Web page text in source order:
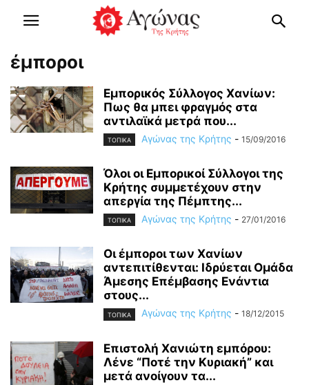
έμποροι
Εμπορικός Σύλλογος Χανίων:
Πως θα μπει φραγμός στα
αντιλαϊκά μετρά που...
ΤΟΠΙΚΑ Αγώνας της Κρήτης - 15/09/2016
Όλοι οι Εμπορικοί Σύλλογοι της
Κρήτης συμμετέχουν στην
απεργία της Πέμπτης...
ΤΟΠΙΚΑ Αγώνας της Κρήτης - 27/01/2016
Οι έμποροι των Χανίων
αντεπιτίθενται: Ιδρύεται Ομάδα
Άμεσης Επέμβασης Ενάντια
στους...
ΤΟΠΙΚΑ Αγώνας της Κρήτης - 18/12/2015
Επιστολή Χανιώτη εμπόρου:
Λένε “Ποτέ την Κυριακή” και
μετά ανοίγουν τα...